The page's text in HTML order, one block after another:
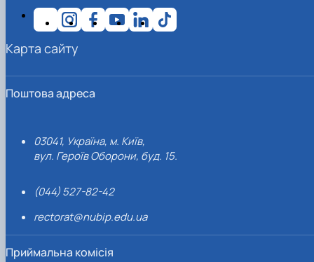
Поштова адреса
03041, Україна, м. Київ,
вул. Героїв Оборони, буд. 15.
(044) 527-82-42
rectorat@nubip.edu.ua
Приймальна комісія
Карта сайту